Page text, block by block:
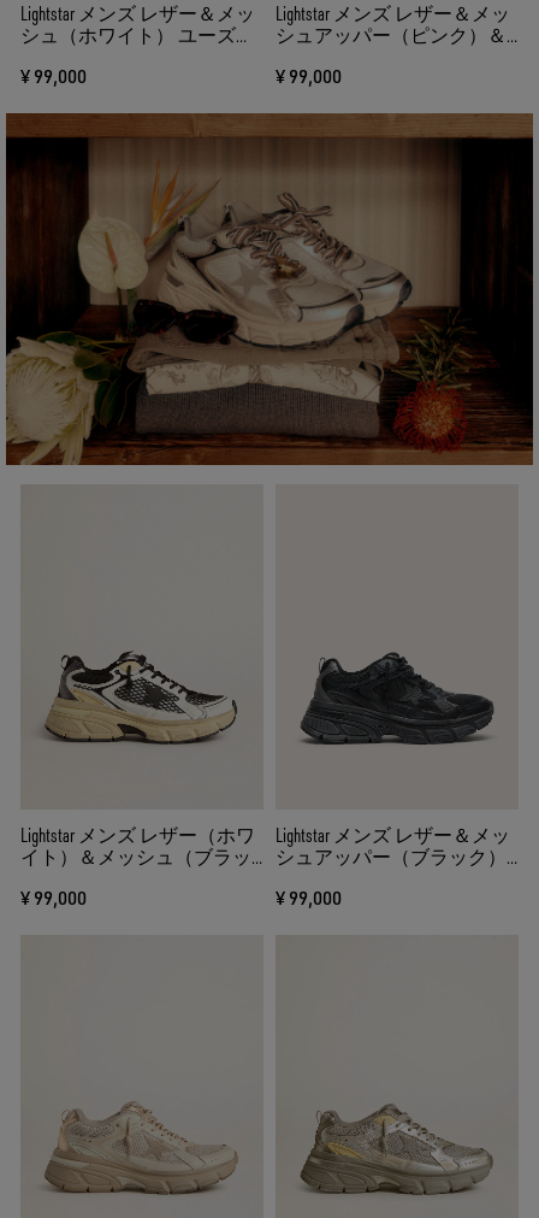
Lightstar メンズ レザー＆メッ
シュ（ホワイト） ユーズド
¥ 99,000
Lightstar メンズ レザー＆メッ
シュアッパー（ピンク）＆
¥ 99,000
Lightstar メンズ レザー（ホワ
イト）＆メッシュ（ブラッ
¥ 99,000
Lightstar メンズ レザー＆メッ
シュアッパー（ブラック）
¥ 99,000